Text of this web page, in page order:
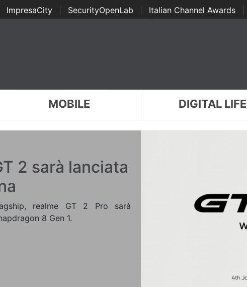
ImpresaCity SecurityOpenLab Italian Channel Awards
Awards | ...
MOBILE DIGITAL LIFE
2 sarà lanciata
realme GT 2 Pro sarà
8 Gen 1.